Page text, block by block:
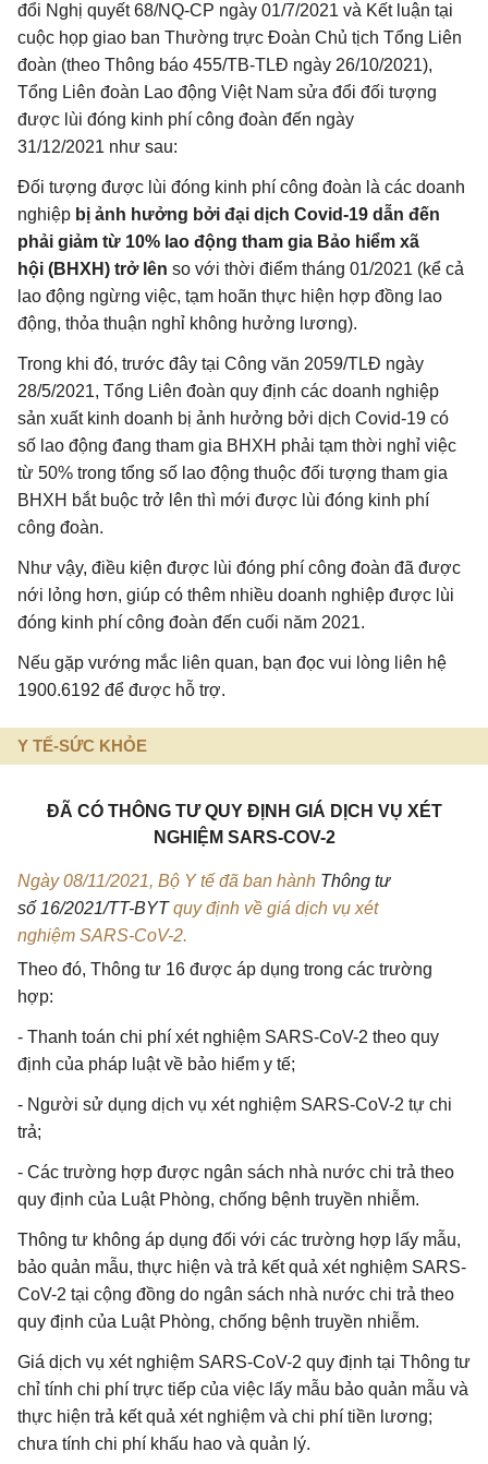
đổi Nghị quyết 68/NQ-CP ngày 01/7/2021 và Kết luận tại
cuộc họp giao ban Thường trực Đoàn Chủ tịch Tổng Liên
đoàn (theo Thông báo 455/TB-TLĐ ngày 26/10/2021),
Tổng Liên đoàn Lao động Việt Nam sửa đổi đối tượng
được lùi đóng kinh phí công đoàn đến ngày
31/12/2021 như sau:
Đối tượng được lùi đóng kinh phí công đoàn là các doanh
nghiệp bị ảnh hưởng bởi đại dịch Covid-19 dẫn đến
phải giảm từ 10% lao động tham gia Bảo hiểm xã
hội (BHXH) trở lên so với thời điểm tháng 01/2021 (kể cả
lao động ngừng việc, tạm hoãn thực hiện hợp đồng lao
động, thỏa thuận nghỉ không hưởng lương).
Trong khi đó, trước đây tại Công văn 2059/TLĐ ngày
28/5/2021, Tổng Liên đoàn quy định các doanh nghiệp
sản xuất kinh doanh bị ảnh hưởng bởi dịch Covid-19 có
số lao động đang tham gia BHXH phải tạm thời nghỉ việc
từ 50% trong tổng số lao động thuộc đối tượng tham gia
BHXH bắt buộc trở lên thì mới được lùi đóng kinh phí
công đoàn.
Như vậy, điều kiện được lùi đóng phí công đoàn đã được
nới lỏng hơn, giúp có thêm nhiều doanh nghiệp được lùi
đóng kinh phí công đoàn đến cuối năm 2021.
Nếu gặp vướng mắc liên quan, bạn đọc vui lòng liên hệ
1900.6192 để được hỗ trợ.
Y TẾ-SỨC KHỎE
ĐÃ CÓ THÔNG TƯ QUY ĐỊNH GIÁ DỊCH VỤ XÉT
NGHIỆM SARS-COV-2
Ngày 08/11/2021, Bộ Y tế đã ban hành Thông tư
số 16/2021/TT-BYTquy định về giá dịch vụ xét
nghiệm SARS-CoV-2.
Theo đó, Thông tư 16 được áp dụng trong các trường
hợp:
- Thanh toán chi phí xét nghiệm SARS-CoV-2 theo quy
định của pháp luật về bảo hiểm y tế;
- Người sử dụng dịch vụ xét nghiệm SARS-CoV-2 tự chi
trả;
- Các trường hợp được ngân sách nhà nước chi trả theo
quy định của Luật Phòng, chống bệnh truyền nhiễm.
Thông tư không áp dụng đối với các trường hợp lấy mẫu,
bảo quản mẫu, thực hiện và trả kết quả xét nghiệm SARS-
CoV-2 tại cộng đồng do ngân sách nhà nước chi trả theo
quy định của Luật Phòng, chống bệnh truyền nhiễm.
Giá dịch vụ xét nghiệm SARS-CoV-2 quy định tại Thông tư
chỉ tính chi phí trực tiếp của việc lấy mẫu bảo quản mẫu và
thực hiện trả kết quả xét nghiệm và chi phí tiền lương;
chưa tính chi phí khấu hao và quản lý.